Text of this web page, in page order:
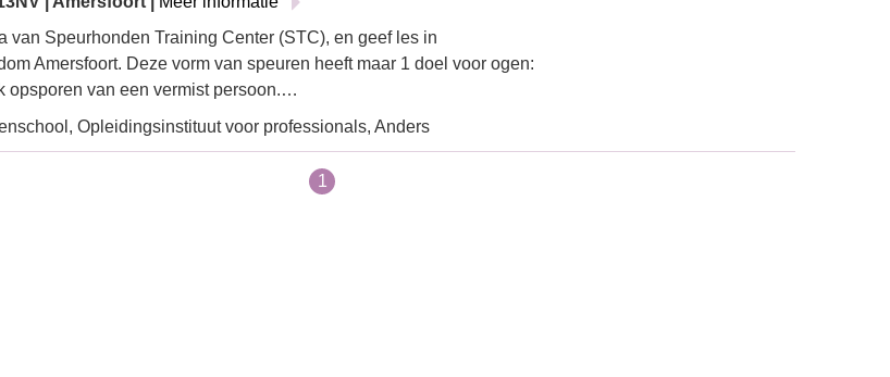
van Speurhonden Training Center (STC), en geef les in
Amersfoort. Deze vorm van speuren heeft maar 1 doel voor ogen:
opsporen van een vermist persoon.…
Opleidingsinstituut voor professionals, Anders
1